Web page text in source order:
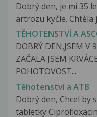
Dobrý den, je mi 35
artrozu kyčle. Chtěla
TĚHOTENSTVÍ A
DOBRÝ DEN,JSEM V
ZAČALA JSEM
POHOTOVOST...
Těhotenství a ATB
Dobrý den, Chcel by
tabletky